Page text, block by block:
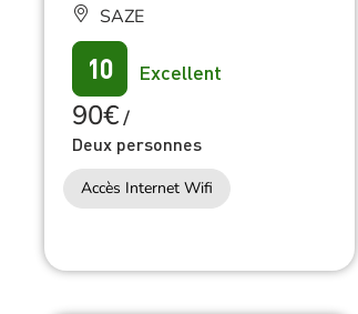
SAZE
10 Excellent
90€/
Deux personnes
Accès Internet Wifi